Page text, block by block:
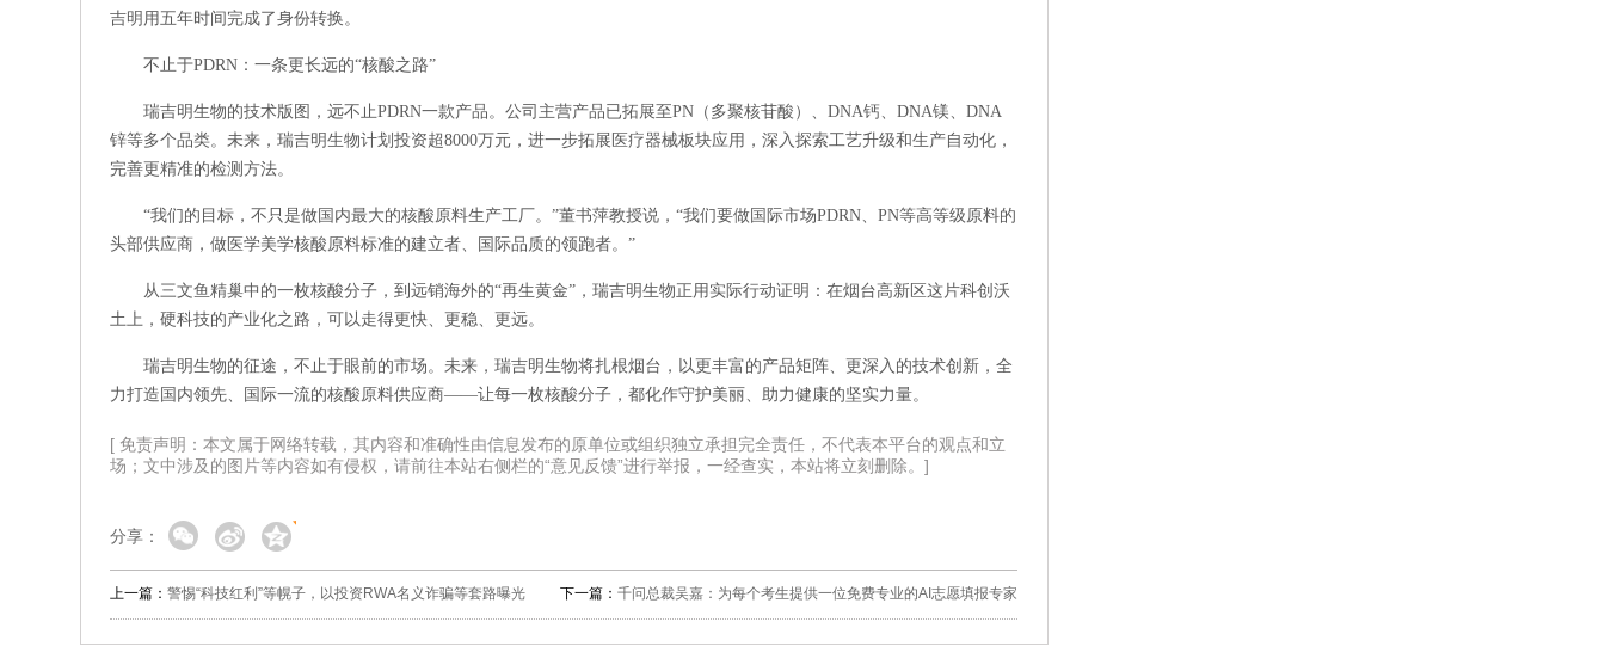
吉明用五年时间完成了身份转换。
不止于PDRN：一条更长远的“核酸之路”
瑞吉明生物的技术版图，远不止PDRN一款产品。公司主营产品已拓展至PN（多聚核苷酸）、DNA钙、DNA镁、DNA
锌等多个品类。未来，瑞吉明生物计划投资超8000万元，进一步拓展医疗器械板块应用，深入探索工艺升级和生产自动化，
完善更精准的检测方法。
“我们的目标，不只是做国内最大的核酸原料生产工厂。”董书萍教授说，“我们要做国际市场PDRN、PN等高等级原料的
头部供应商，做医学美学核酸原料标准的建立者、国际品质的领跑者。”
从三文鱼精巢中的一枚核酸分子，到远销海外的“再生黄金”，瑞吉明生物正用实际行动证明：在烟台高新区这片科创沃
土上，硬科技的产业化之路，可以走得更快、更稳、更远。
瑞吉明生物的征途，不止于眼前的市场。未来，瑞吉明生物将扎根烟台，以更丰富的产品矩阵、更深入的技术创新，全
力打造国内领先、国际一流的核酸原料供应商——让每一枚核酸分子，都化作守护美丽、助力健康的坚实力量。
[ 免责声明：本文属于网络转载，其内容和准确性由信息发布的原单位或组织独立承担完全责任，不代表本平台的观点和立
场；文中涉及的图片等内容如有侵权，请前往本站右侧栏的“意见反馈”进行举报，一经查实，本站将立刻删除。]
分享：
上一篇：警惕“科技红利”等幌子，以投资RWA名义诈骗等套路曝光 下一篇：千问总裁吴嘉：为每个考生提供一位免费专业的AI志愿填报专家